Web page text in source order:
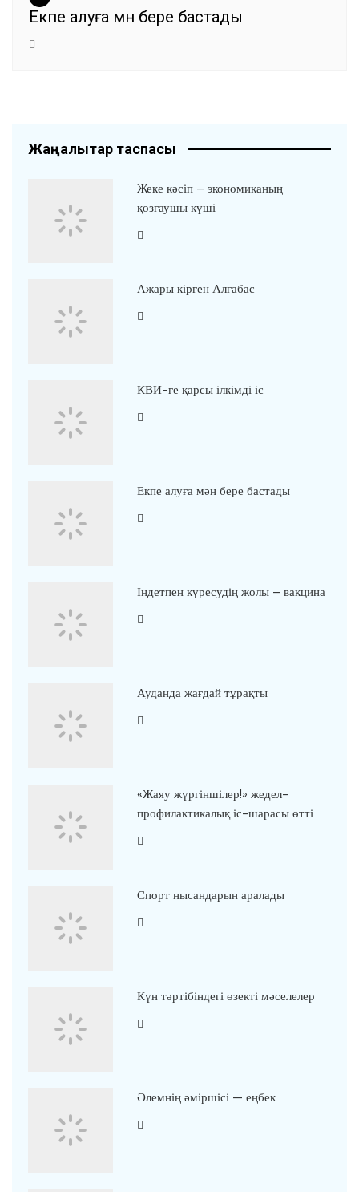
Екпе алуға мән бере бастады
Жаңалықтар таспасы
Жеке кәсіп – экономиканың
қозғаушы күші
Ажары кірген Алғабас
КВИ-ге қарсы ілкімді іс
Екпе алуға мән бере бастады
Індетпен күресудің жолы – вакцина
Ауданда жағдай тұрақты
«Жаяу жүргіншілер!» жедел-
профилактикалық іс-шарасы өтті
Спорт нысандарын аралады
Күн тәртібіндегі өзекті мәселелер
Әлемнің әміршісі — еңбек